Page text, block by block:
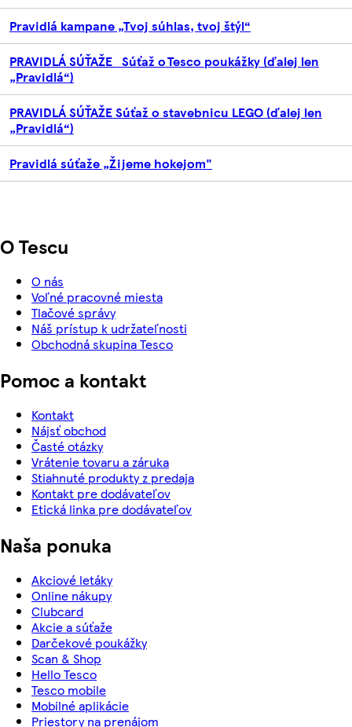
Pravidlá kampane „Tvoj súhlas, tvoj štýl“
PRAVIDLÁ SÚŤAŽE Súťaž o Tesco poukážky (ďalej len
„Pravidlá“)
PRAVIDLÁ SÚŤAŽE Súťaž o stavebnicu LEGO (ďalej len
„Pravidlá“)
Pravidlá súťaže „Žijeme hokejom"
O Tescu
O nás
Voľné pracovné miesta
Tlačové správy
Náš prístup k udržateľnosti
Obchodná skupina Tesco
Pomoc a kontakt
Kontakt
Nájsť obchod
Časté otázky
Vrátenie tovaru a záruka
Stiahnuté produkty z predaja
Kontakt pre dodávateľov
Etická linka pre dodávateľov
Naša ponuka
Akciové letáky
Online nákupy
Clubcard
Akcie a súťaže
Darčekové poukážky
Scan & Shop
Hello Tesco
Tesco mobile
Mobilné aplikácie
Priestory na prenájom